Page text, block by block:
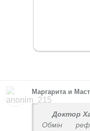
Маргарита и
Доктор
Обмін